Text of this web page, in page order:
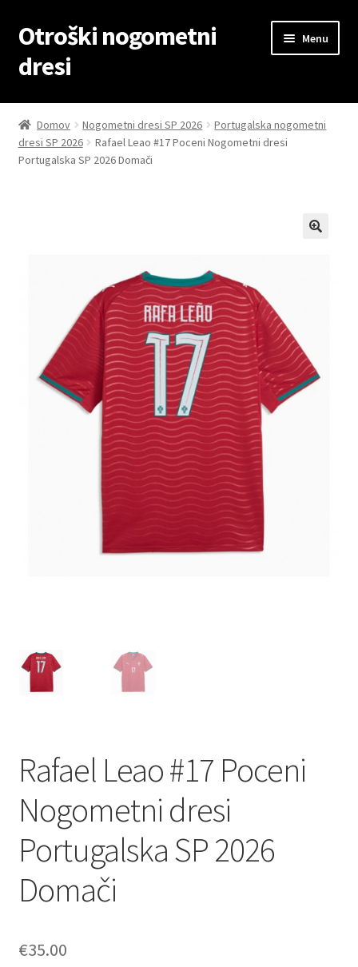
Skip
to
navigation
Skip
to
content
Otroški nogometni
dresi
Menu
Domov
Blog
Zaključek nakupa
Domov Nogometni dresi SP 2026
Portugalska nogometni
dresi SP 2026
Rafael Leao #17 Poceni Nogometni dresi
Portugalska SP 2026 Domači
Rafael Leao #17 Poceni
Nogometni dresi
Portugalska SP 2026
Domači
€35.00